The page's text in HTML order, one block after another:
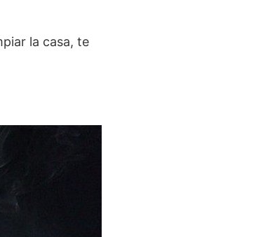
la casa, te